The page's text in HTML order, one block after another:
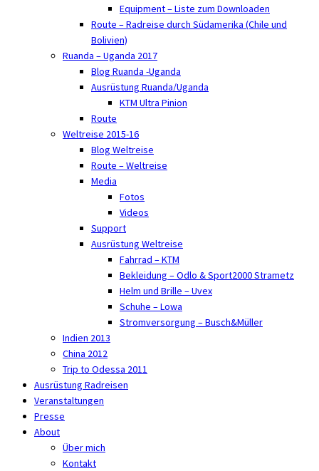
Equipment – Liste zum Downloaden
Route – Radreise durch Südamerika (Chile und
Bolivien)
Ruanda – Uganda 2017
Blog Ruanda -Uganda
Ausrüstung Ruanda/Uganda
KTM Ultra Pinion
Route
Weltreise 2015-16
Blog Weltreise
Route – Weltreise
Media
Fotos
Videos
Support
Ausrüstung Weltreise
Fahrrad – KTM
Bekleidung – Odlo & Sport2000 Strametz
Helm und Brille – Uvex
Schuhe – Lowa
Stromversorgung – Busch&Müller
Indien 2013
China 2012
Trip to Odessa 2011
Ausrüstung Radreisen
Veranstaltungen
Presse
About
Über mich
Kontakt